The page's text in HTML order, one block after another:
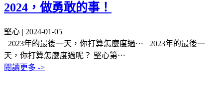
2024，做勇敢的事！
堅心 | 2024-01-05
2023年的最後一天，你打算怎麼度過⋯
2023年的最後一
天，你打算怎麼度過呢？ 堅心第⋯
閱讀更多 ->